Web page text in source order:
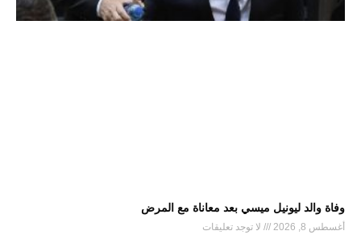
وفاة والد ليونيل ميسي بعد معاناة مع المرض
أغسطس 8, 2026 لا توجد تعليقات